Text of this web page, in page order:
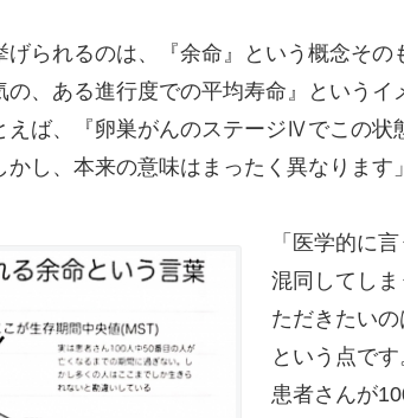
げられるのは、『余命』という概念そ
の、ある進行度での平均寿命』という
えば、『卵巣がんのステージⅣでこの状
かし、本来の意味はまったく異なります
「医学的に
混同してし
ただきたいの
という点で
患者さんが